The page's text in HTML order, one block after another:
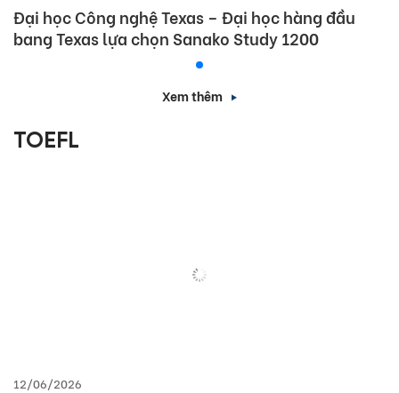
Đại học Công nghệ Texas – Đại học hàng đầu
bang Texas lựa chọn Sanako Study 1200
Xem thêm
TOEFL
12/06/2026